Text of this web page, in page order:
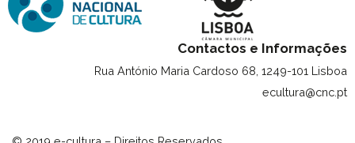
Contactos e Informações
Rua António Maria Cardoso 68, 1249-101 Lisboa
ecultura@cnc.pt